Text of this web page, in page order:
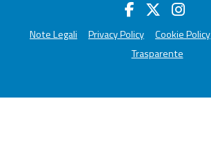
Note Legali Privacy Policy Cookie Policy
Trasparente